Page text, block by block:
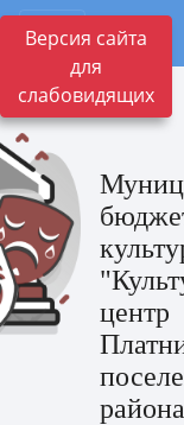
Версия сайта
для
слабовидящих
центр